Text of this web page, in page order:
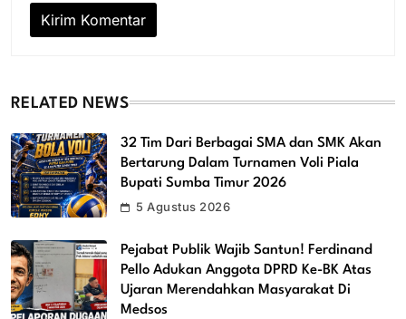
RELATED NEWS
32 Tim Dari Berbagai SMA dan SMK Akan
Bertarung Dalam Turnamen Voli Piala
Bupati Sumba Timur 2026
5 Agustus 2026
Pejabat Publik Wajib Santun! Ferdinand
Pello Adukan Anggota DPRD Ke-BK Atas
Ujaran Merendahkan Masyarakat Di
Medsos